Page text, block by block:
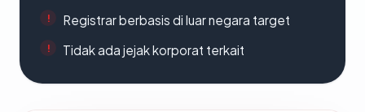
Registrar berbasis di luar negara target
Tidak ada jejak korporat terkait